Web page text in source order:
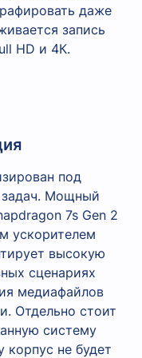
даже
запись
HD и 4К.
под
задач. Мощный
7s Gen 2
ускорителем
высокую
сценариях
медиафайлов
Отдельно стоит
систему
корпус не будет